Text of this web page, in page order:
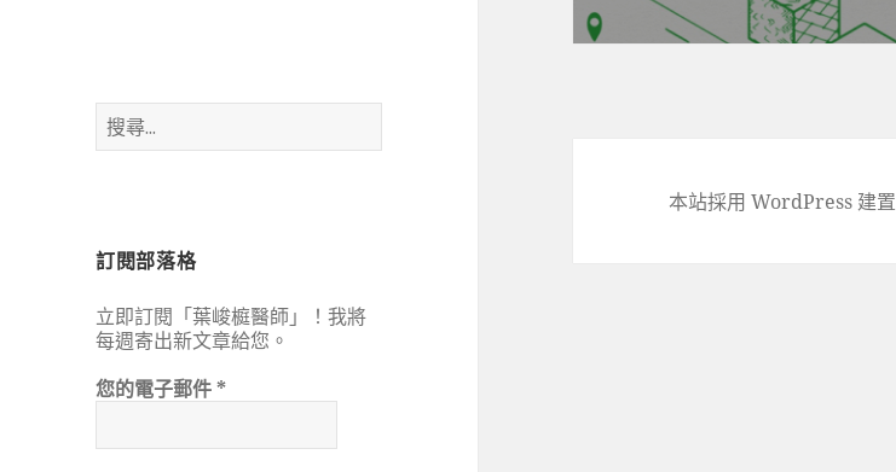
搜
尋
訂閱部落格
立即訂閱「葉峻榳醫師」！我將
每週寄出新文章給您。
您的電子郵件*
本站採用 WordPress 建置